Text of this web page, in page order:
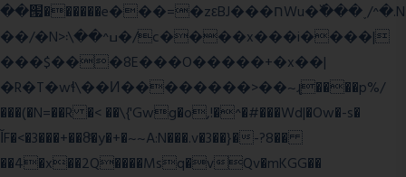
��՗������e���=�zεBJ���חWu�߰���˯/^�.N
��/�N>ߎ^��\܃�/c����x���i����|
���$���ܿ8E���O�����+�x��|
�R�T�wɬ\� �И��������>��~ɻ����p%/
���(�N=��R �< ��\{'Gwg�o,!�^�#���Wd|�Ow�-s�
ĬF�<�3���+��8ͣ�y�+�~~A:N���.v�3��}�-?8��
��4�x��2Q����Msq�vQv�mKGG��